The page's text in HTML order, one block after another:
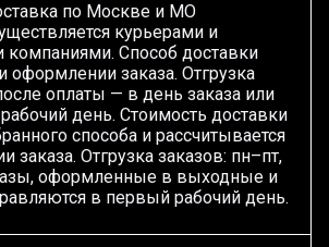
по Москве и МО
курьерами и
компаниями. Способ доставки
оформлении заказа. Отгрузка
оплаты — в день заказа или
день. Стоимость доставки
способа и рассчитывается
заказа. Отгрузка заказов: пн–пт,
оформленные в выходные и
в первый рабочий день.